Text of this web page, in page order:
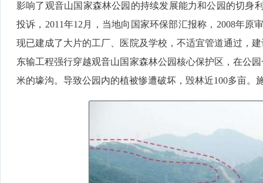
影响了观音山国家森林公园的持续发展能力和公园的切身
投诉，2011年12月，当地向国家环保部汇报称，2008年
现已建成了大片的工厂、医院及学校，不适宜管道通过，
东输工程强行穿越观音山国家森林公园核心保护区，在公
米的壕沟。导致公园内的植被惨遭破坏，毁林近100多亩。